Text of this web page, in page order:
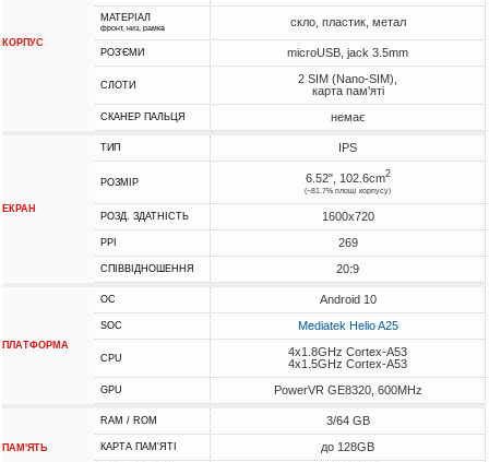
КОРПУС
МАТЕРІАЛ
фронт, низ, рамка скло, пластик, метал
РОЗ'ЄМИ microUSB, jack 3.5mm
СЛОТИ
2 SIM (Nano-SIM),
карта пам'яті
СКАНЕР ПАЛЬЦЯ немає
ЕКРАН
ТИП IPS
РОЗМІР 6.52", 102.6cm2
(~81.7% площі корпусу)
РОЗД. ЗДАТНІСТЬ 1600x720
PPI 269
СПІВВІДНОШЕННЯ 20:9
ПЛАТФОРМА
ОС Android 10
SOC Mediatek Helio A25
CPU
4x1.8GHz Cortex-A53
4x1.5GHz Cortex-A53
GPU PowerVR GE8320, 600MHz
ПАМ'ЯТЬ
RAM / ROM 3/64 GB
КАРТА ПАМ'ЯТІ до 128GB